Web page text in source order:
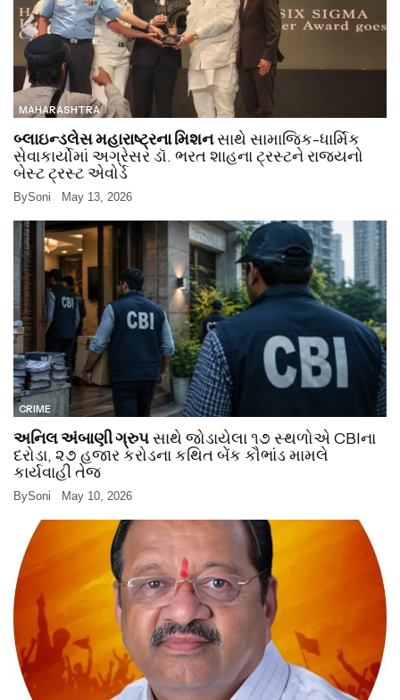
MAHARASHTRA
બ્લાઇન્ડલેસ મહારાષ્ટ્રના મિશનસાથે સામાજિક-ધાર્મિક
સેવાકાર્યોમાં અગ્રેસર ડૉ. ભરત શાહના ટ્રસ્ટને રાજ્યનો
બેસ્ટ ટ્રસ્ટ એવોર્ડ
BySoni May 13, 2026
CRIME
અનિલ અંબાણી ગ્રુપસાથે જોડાયેલા ૧૭ સ્થળોએ CBIના
દરોડા, ૨૭ હજાર કરોડના કથિત બેંક કૌભાંડ મામલે
કાર્યવાહી તેજ
BySoni May 10, 2026